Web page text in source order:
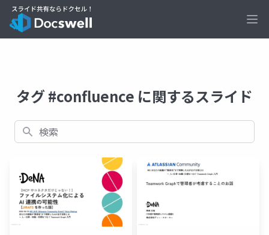
タグ #confluence に関するスライド
検索